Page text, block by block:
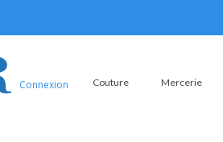
Connexion Couture Mercerie